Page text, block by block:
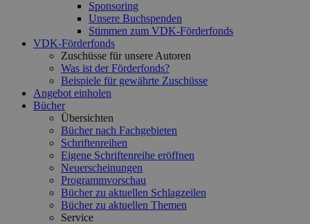
Sponsoring
Unsere Buchspenden
Stimmen zum VDK-Förderfonds
VDK-Förderfonds
Zuschüsse für unsere Autoren
Was ist der Förderfonds?
Beispiele für gewährte Zuschüsse
Angebot einholen
Bücher
Übersichten
Bücher nach Fachgebieten
Schriftenreihen
Eigene Schriftenreihe eröffnen
Neuerscheinungen
Programmvorschau
Bücher zu aktuellen Schlagzeilen
Bücher zu aktuellen Themen
Service